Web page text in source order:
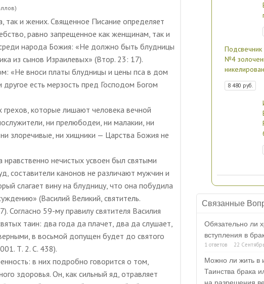
так и жених. Священное Писание определяет
равно запрещенное как женщинам, так и
народа Божия: «Не должно быть блудницы
из сынов Израилевых» (Втор. 23: 17).
«Не вноси платы блудницы и цены пса в дом
есть мерзость пред Господом Богом
которые лишают человека вечной
ни прелюбодеи, ни малакии, ни
злоречивые, ни хищники — Царства Божия не
нравственно нечистых усвоен был святыми
составители канонов не различают мужчин и
слагает вину на блудницу, что она побудила
(Василий Великий, святитель.
Согласно 59-му правилу святителя Василия
таин: два года да плачет, два да слушает,
в восьмой допущен будет до святого
Т. 2. С. 438).
в них подробно говорится о том,
здоровья. Он, как сильный яд, отравляет
№4
8 480 руб.
Связанные
Обязательно ли
вступления в
1 ответов 22
Можно ли жить в
Таинства брака